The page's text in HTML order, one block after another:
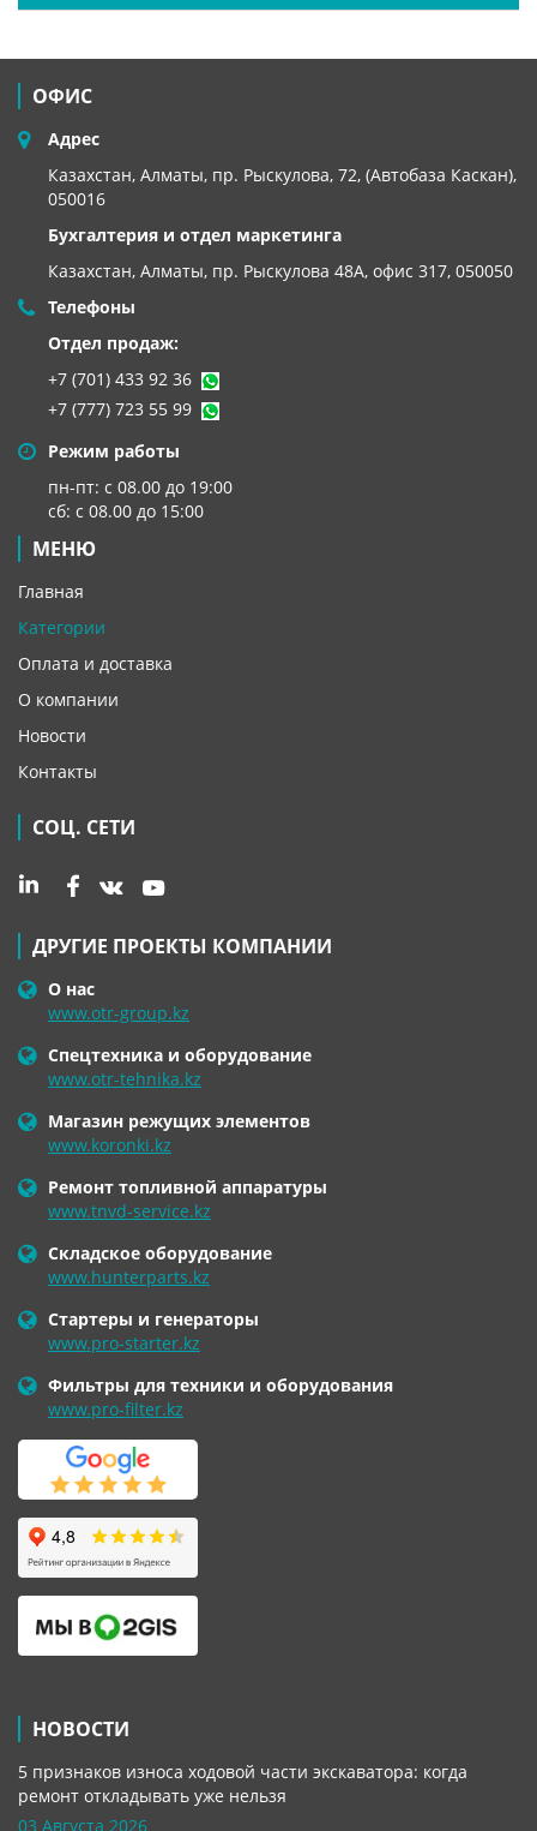
ОФИС
Адрес
Казахстан, Алматы, пр. Рыскулова, 72, (Автобаза Каскан),
050016
Бухгалтерия и отдел маркетинга
Казахстан, Алматы, пр. Рыскулова 48А, офис 317, 050050
Телефоны
Отдел продаж:
+7 (701) 433 92 36
+7 (777) 723 55 99
Режим работы
пн-пт: с 08.00 до 19:00
сб: с 08.00 до 15:00
МЕНЮ
Главная
Категории
Оплата и доставка
О компании
Новости
Контакты
СОЦ. СЕТИ
ДРУГИЕ ПРОЕКТЫ КОМПАНИИ
О нас
www.otr-group.kz
Спецтехника и оборудование
www.otr-tehnika.kz
Магазин режущих элементов
www.koronki.kz
Ремонт топливной аппаратуры
www.tnvd-service.kz
Складское оборудование
www.hunterparts.kz
Стартеры и генераторы
www.pro-starter.kz
Фильтры для техники и оборудования
www.pro-filter.kz
НОВОСТИ
5 признаков износа ходовой части экскаватора: когда
ремонт откладывать уже нельзя
03 Августа 2026